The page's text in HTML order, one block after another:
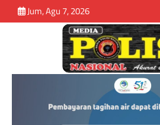
Jum, Agu 7, 2026